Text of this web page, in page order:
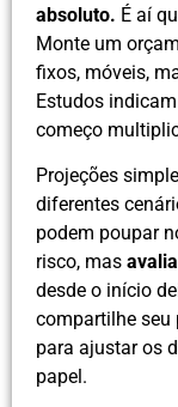
absoluto. É aí
Monte um
fixos, móveis,
Estudos
começo
Projeções
diferentes
podem poupar
risco, mas
desde o início
compartilhe
para ajustar os
papel.